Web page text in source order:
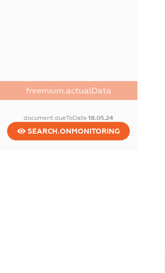
freemium.actualData
document.dueToDate18.05.24
SEARCH.ONMONITORING